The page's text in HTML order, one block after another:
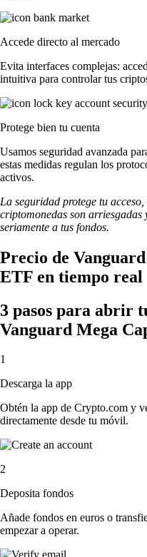
Accede directo al mercado
Evita interfaces complejas:
intuitiva para controlar tus
Protege bien tu cuenta
Usamos seguridad avanzada
estas medidas regulan los
activos.
La seguridad protege tu
criptomonedas son
seriamente a tus fondos.
Precio de
ETF en tiempo real
3 pasos para abrir
Vanguard Mega
1
Descarga la app
Obtén la app de Crypto.com y
directamente desde tu móvil.
2
Deposita fondos
Añade fondos en euros o
empezar a operar.